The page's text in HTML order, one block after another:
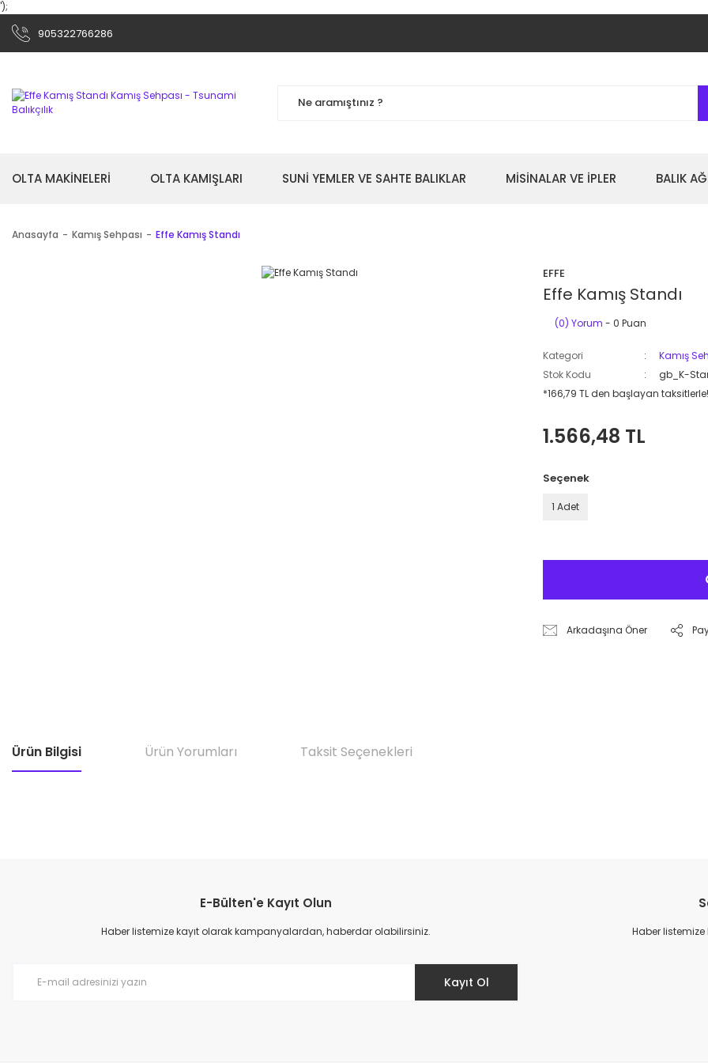
');
905322766286
OLTA MAKİNELERİ OLTA KAMIŞLARI SUNİ YEMLER VE SAHTE BALIKLAR MİSİNALAR VE İPLER BALIK
Anasayfa Kamış Sehpası Effe Kamış Standı
EFFE
Effe Kamış Standı
(0) Yorum - 0 Puan
Kategori
Kamış
Stok Kodu
gb_K-
*166,79 TL den başlayan
1.566,48 TL
Seçenek
1 Adet
Arkadaşına Öner
Ürün Bilgisi Ürün Yorumları Taksit Seçenekleri
E-Bülten'e Kayıt Olun
Haber listemize kayıt olarak kampanyalardan, haberdar olabilirsiniz.
Kayıt Ol
Haber